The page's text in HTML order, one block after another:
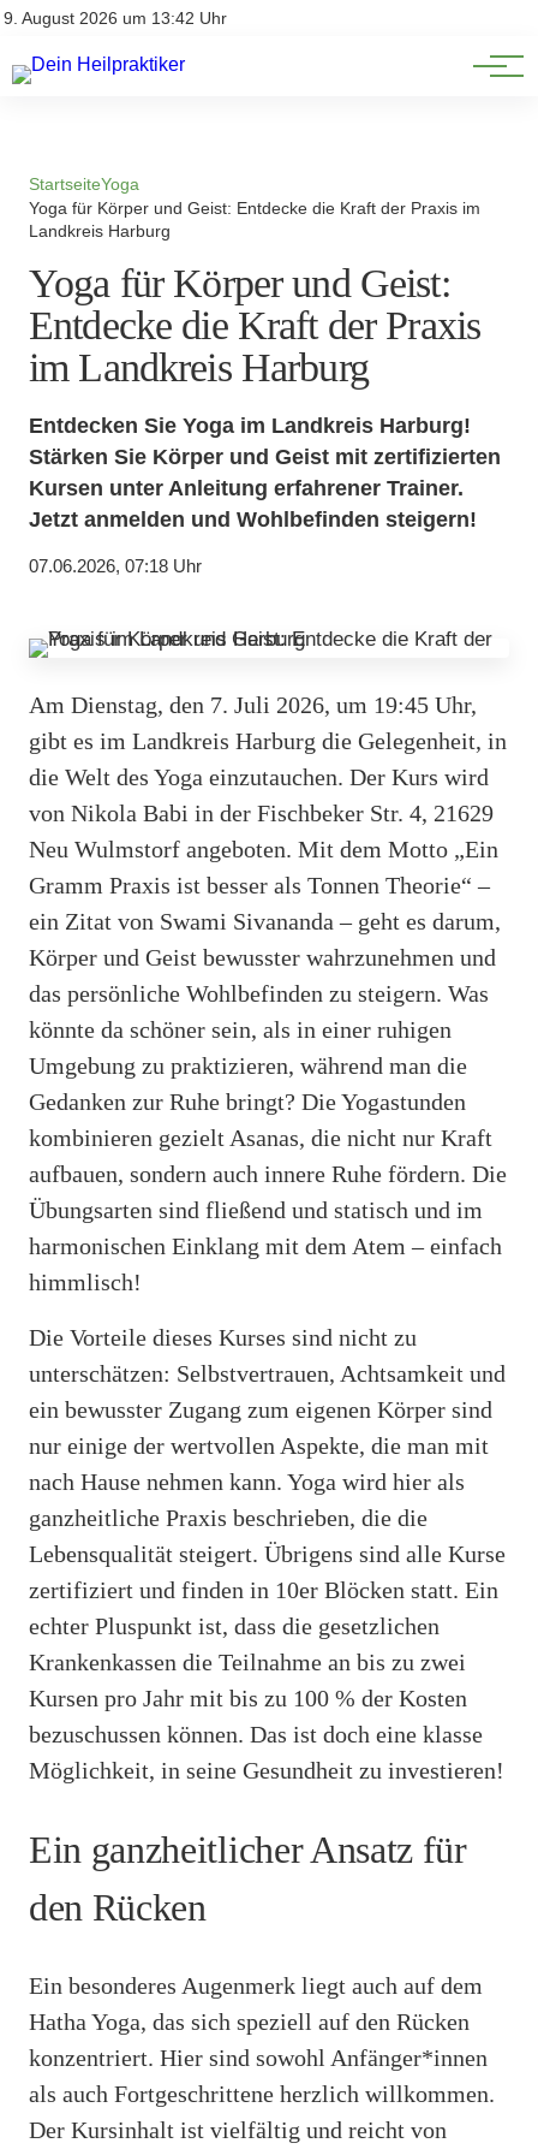
9. August 2026 um 13:42 Uhr
Impressum
Natürliche Medizin
Heilpflanzen & Kräuterkunde
StartseiteYoga
Yoga für Körper und Geist: Entdecke die Kraft der Praxis im
Landkreis Harburg
Yoga für Körper und Geist:
Entdecke die Kraft der Praxis
im Landkreis Harburg
Entdecken Sie Yoga im Landkreis Harburg!
Stärken Sie Körper und Geist mit zertifizierten
Kursen unter Anleitung erfahrener Trainer.
Jetzt anmelden und Wohlbefinden steigern!
07.06.2026, 07:18 Uhr
Am Dienstag, den 7. Juli 2026, um 19:45 Uhr,
gibt es im Landkreis Harburg die Gelegenheit, in
die Welt des Yoga einzutauchen. Der Kurs wird
von Nikola Babi in der Fischbeker Str. 4, 21629
Neu Wulmstorf angeboten. Mit dem Motto „Ein
Gramm Praxis ist besser als Tonnen Theorie“ –
ein Zitat von Swami Sivananda – geht es darum,
Körper und Geist bewusster wahrzunehmen und
das persönliche Wohlbefinden zu steigern. Was
könnte da schöner sein, als in einer ruhigen
Umgebung zu praktizieren, während man die
Gedanken zur Ruhe bringt? Die Yogastunden
kombinieren gezielt Asanas, die nicht nur Kraft
aufbauen, sondern auch innere Ruhe fördern. Die
Übungsarten sind fließend und statisch und im
harmonischen Einklang mit dem Atem – einfach
himmlisch!
Die Vorteile dieses Kurses sind nicht zu
unterschätzen: Selbstvertrauen, Achtsamkeit und
ein bewusster Zugang zum eigenen Körper sind
nur einige der wertvollen Aspekte, die man mit
nach Hause nehmen kann. Yoga wird hier als
ganzheitliche Praxis beschrieben, die die
Lebensqualität steigert. Übrigens sind alle Kurse
zertifiziert und finden in 10er Blöcken statt. Ein
echter Pluspunkt ist, dass die gesetzlichen
Krankenkassen die Teilnahme an bis zu zwei
Kursen pro Jahr mit bis zu 100 % der Kosten
bezuschussen können. Das ist doch eine klasse
Möglichkeit, in seine Gesundheit zu investieren!
Ein ganzheitlicher Ansatz für
den Rücken
Ein besonderes Augenmerk liegt auch auf dem
Hatha Yoga, das sich speziell auf den Rücken
konzentriert. Hier sind sowohl Anfänger*innen
als auch Fortgeschrittene herzlich willkommen.
Der Kursinhalt ist vielfältig und reicht von